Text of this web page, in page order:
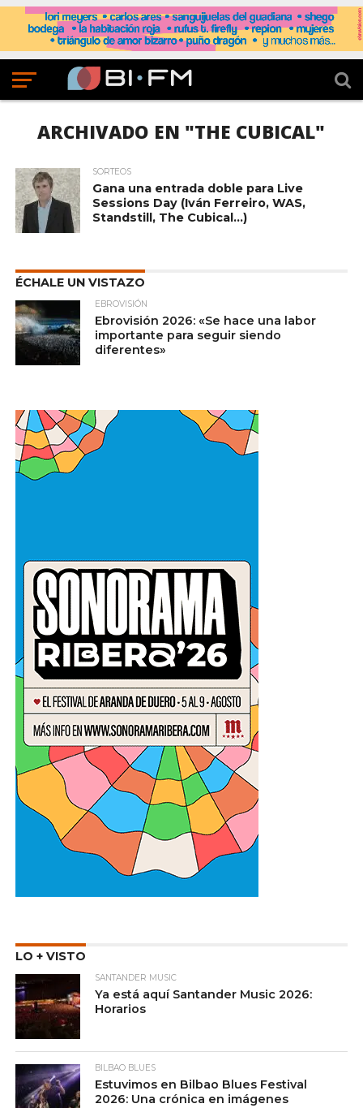
ARCHIVADO EN "THE CUBICAL"
SORTEOS
Gana una entrada doble para Live
Sessions Day (Iván Ferreiro, WAS,
Standstill, The Cubical…)
ÉCHALE UN VISTAZO
EBROVISIÓN
Ebrovisión 2026: «Se hace una labor
importante para seguir siendo
diferentes»
LO + VISTO
SANTANDER MUSIC
Ya está aquí Santander Music 2026:
Horarios
BILBAO BLUES
Estuvimos en Bilbao Blues Festival
2026: Una crónica en imágenes